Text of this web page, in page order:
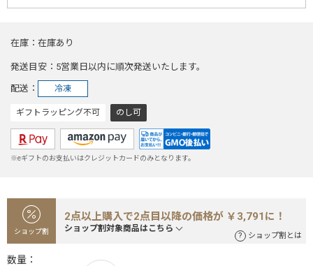
在庫 在庫あり
発送目安 5営業日以内に順次発送いたします。
配送 冷凍
ギフトラッピング不可 のし可
※eギフトのお支払いはクレジットカードのみとなります。
ショップ割
2点以上購入で2点目以降の価格が ￥3,791に！
ショップ割対象商品はこちら
ショップ割とは
数量